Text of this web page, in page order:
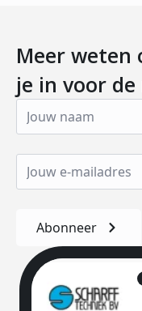
Meer weten
je in voor
Abonneer